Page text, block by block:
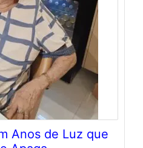
Anos de Luz que